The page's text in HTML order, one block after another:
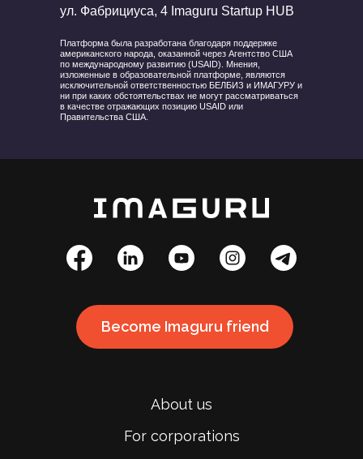
ул. Фабрициуса, 4 Imaguru Startup HUB
Платформа была разработана благодаря поддержке
американского народа, оказанной через Агентство США
по международному развитию (USAID). Мнения,
изложенные в образовательной платформе, являются
исключительной ответственностью БЕЛБИЗ и ИМАГУРУ и
ни при каких обстоятельствах не могут рассматриваться
в качестве отражающих позицию USAID или
Правительства США.
About us
For corporations
Become Imaguru friend